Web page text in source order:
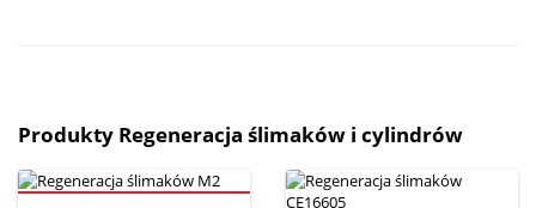
Produkty Regeneracja ślimaków i cylindrów